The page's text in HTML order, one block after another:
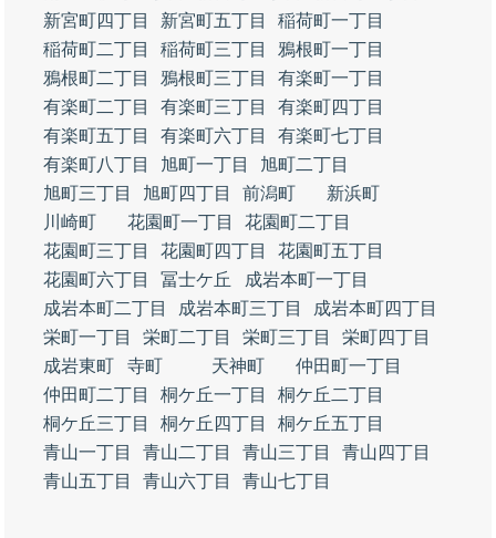
新宮町四丁目
新宮町五丁目
稲荷町一丁目
稲荷町二丁目
稲荷町三丁目
鴉根町一丁目
鴉根町二丁目
鴉根町三丁目
有楽町一丁目
有楽町二丁目
有楽町三丁目
有楽町四丁目
有楽町五丁目
有楽町六丁目
有楽町七丁目
有楽町八丁目
旭町一丁目
旭町二丁目
旭町三丁目
旭町四丁目 前潟町
新浜町
川崎町
花園町一丁目
花園町二丁目
花園町三丁目
花園町四丁目
花園町五丁目
花園町六丁目
冨士ケ丘
成岩本町一丁目
成岩本町二丁目
成岩本町三丁目
成岩本町四丁目
栄町一丁目
栄町二丁目 栄町三丁目
栄町四丁目
成岩東町
寺町 天神町
仲田町一丁目
仲田町二丁目
桐ケ丘一丁目
桐ケ丘二丁目
桐ケ丘三丁目
桐ケ丘四丁目
桐ケ丘五丁目
青山一丁目
青山二丁目 青山三丁目
青山四丁目
青山五丁目
青山六丁目 青山七丁目